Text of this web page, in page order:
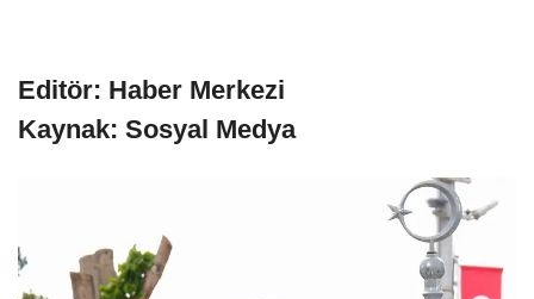
Editör: Haber Merkezi
Kaynak: Sosyal Medya